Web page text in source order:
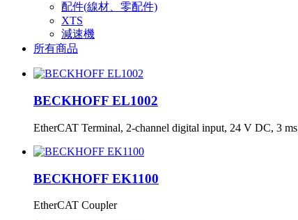
配件(線材、零配件)
XTS
減速機
所有商品
BECKHOFF EL1002
EtherCAT Terminal, 2-channel digital input, 24 V DC, 3 ms
BECKHOFF EK1100
EtherCAT Coupler